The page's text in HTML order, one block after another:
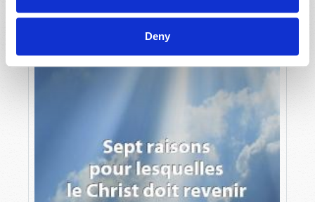
Deny